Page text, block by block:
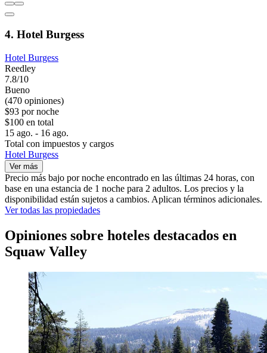
4. Hotel Burgess
Hotel Burgess
Reedley
7.8/10
Bueno
(470 opiniones)
$93 por noche
$100 en total
15 ago. - 16 ago.
Total con impuestos y cargos
Hotel Burgess
Ver más
Precio más bajo por noche encontrado en las últimas 24 horas, con
base en una estancia de 1 noche para 2 adultos. Los precios y la
disponibilidad están sujetos a cambios. Aplican términos adicionales.
Ver todas las propiedades
Opiniones sobre hoteles destacados en
Squaw Valley